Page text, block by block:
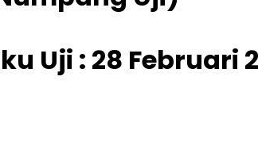
Uji : 28 Februari